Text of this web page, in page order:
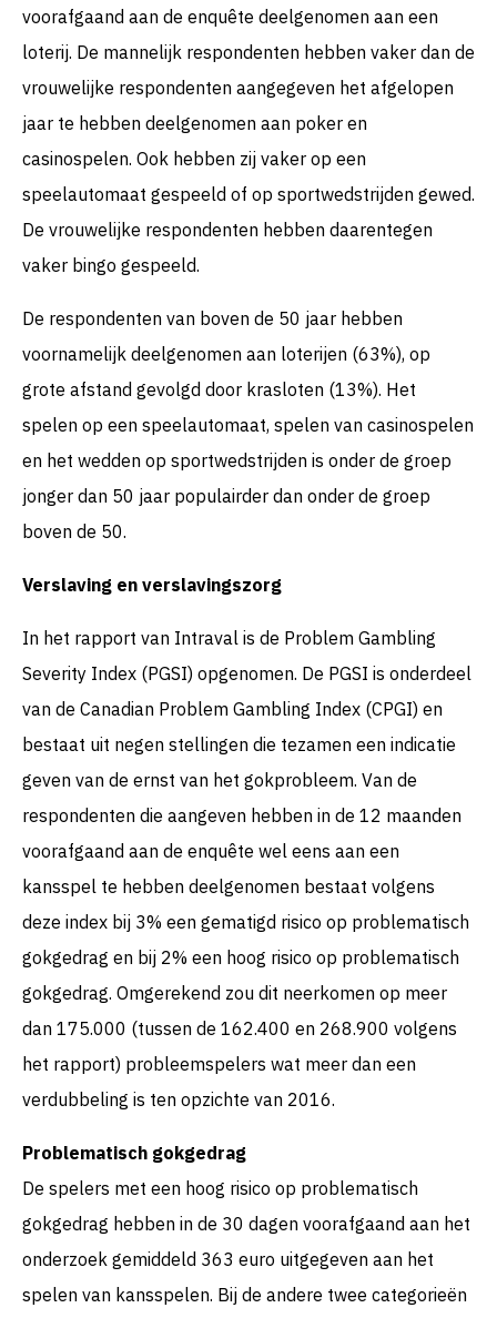
voorafgaand aan de enquête deelgenomen aan een
loterij. De mannelijk respondenten hebben vaker dan de
vrouwelijke respondenten aangegeven het afgelopen
jaar te hebben deelgenomen aan poker en
casinospelen. Ook hebben zij vaker op een
speelautomaat gespeeld of op sportwedstrijden gewed.
De vrouwelijke respondenten hebben daarentegen
vaker bingo gespeeld.
De respondenten van boven de 50 jaar hebben
voornamelijk deelgenomen aan loterijen (63%), op
grote afstand gevolgd door krasloten (13%). Het
spelen op een speelautomaat, spelen van casinospelen
en het wedden op sportwedstrijden is onder de groep
jonger dan 50 jaar populairder dan onder de groep
boven de 50.
Verslaving en verslavingszorg
In het rapport van Intraval is de Problem Gambling
Severity Index (PGSI) opgenomen. De PGSI is onderdeel
van de Canadian Problem Gambling Index (CPGI) en
bestaat uit negen stellingen die tezamen een indicatie
geven van de ernst van het gokprobleem. Van de
respondenten die aangeven hebben in de 12 maanden
voorafgaand aan de enquête wel eens aan een
kansspel te hebben deelgenomen bestaat volgens
deze index bij 3% een gematigd risico op problematisch
gokgedrag en bij 2% een hoog risico op problematisch
gokgedrag. Omgerekend zou dit neerkomen op meer
dan 175.000 (tussen de 162.400 en 268.900 volgens
het rapport) probleemspelers wat meer dan een
verdubbeling is ten opzichte van 2016.
Problematisch gokgedrag
De spelers met een hoog risico op problematisch
gokgedrag hebben in de 30 dagen voorafgaand aan het
onderzoek gemiddeld 363 euro uitgegeven aan het
spelen van kansspelen. Bij de andere twee categorieën